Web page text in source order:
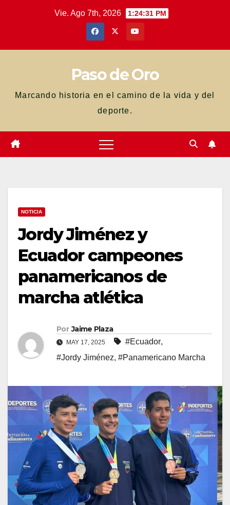
Vie. Ago 7th, 2026 1:24:32 PM
Paso de Oro
Marcando historia en el camino de la vida y del
deporte.
NOTICIA
Jordy Jiménez y
Ecuador campeones
panamericanos de
marcha atlética
Por Jaime Plaza
MAY 17, 2025 #Ecuador,
#Jordy Jiménez, #Panamericano Marcha